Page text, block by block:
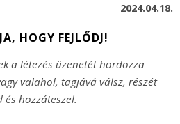
2024.04.18.
HOGY FEJLŐDJ!
a létezés üzenetét hordozza
valahol, tagjává válsz, részét
és hozzáteszel.